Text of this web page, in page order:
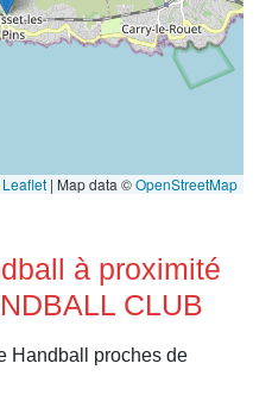
Leaflet | Map data ©OpenStreetMap
à proximité
CLUB
Handball proches de